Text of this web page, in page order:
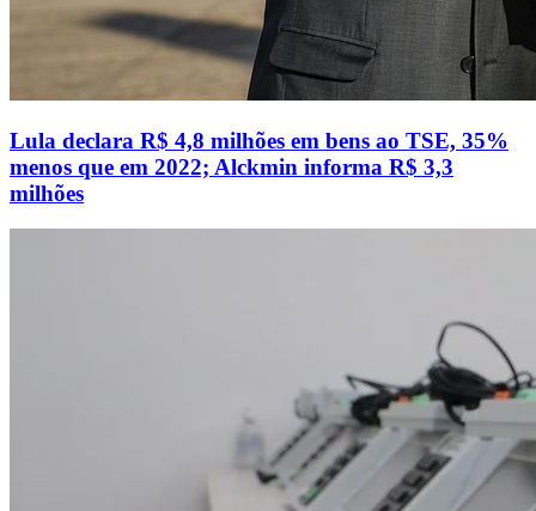
Lula declara R$ 4,8 milhões em bens ao TSE, 35%
menos que em 2022; Alckmin informa R$ 3,3
milhões